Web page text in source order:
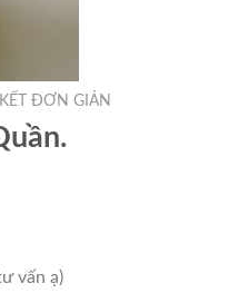
ĐƠN GIẢN
vấn ạ)